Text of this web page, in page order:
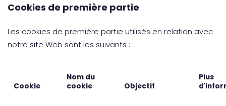
Cookies de première partie
Les cookies de première partie utilisés en relation avec
notre site Web sont les suivants :
Cookie
Nom du
cookie
Objectif
Plus